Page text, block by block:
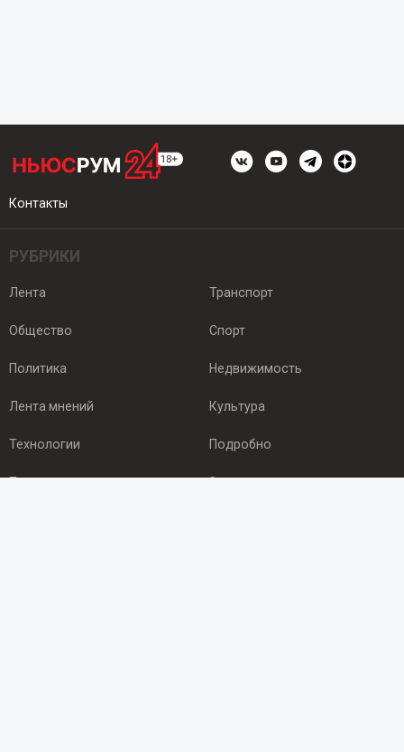
Контакты
РУБРИКИ
Лента
Общество
Политика
Лента мнений
Технологии
Происшествия
Транспорт
Спорт
Недвижимость
Культура
Подробно
Здоровье